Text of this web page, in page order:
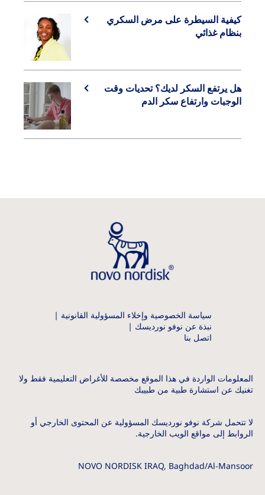
كيفية السيطرة على مرض السكري
بنظام غذائي
هل يرتفع السكر لديك؟ تحديات وقت
الوجبات وارتفاع سكر الدم
سياسة الخصوصية وإخلاء المسؤولية القانونية
نبذة عن نوفو نورديسك
اتصل بنا
المعلومات الواردة في هذا الموقع مخصصة للأغراض التعليمية فقط ولا
تغنيك عن استشارة طبية من طبيبك
لا تتحمل شركة نوفو نورديسك المسؤولية عن المحتوى الخارجي أو
الروابط إلى مواقع الويب الخارجية.
NOVO NORDISK IRAQ, Baghdad/Al-Mansoor